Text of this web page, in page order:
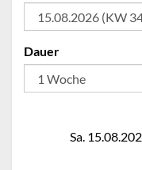
Dauer
Sa.